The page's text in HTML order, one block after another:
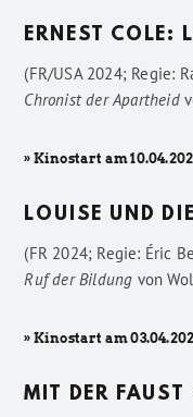
ERNEST COLE:
(FR/USA 2024; Regie:
Chronist der Apartheid
» Kinostart am
LOUISE UND
(FR 2024; Regie: Éric
Ruf der Bildung von
» Kinostart am
MIT DER FAUST